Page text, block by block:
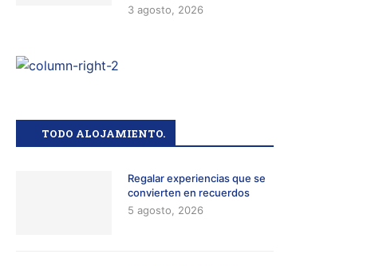
3 agosto, 2026
TODO ALOJAMIENTO.
Regalar experiencias que se
convierten en recuerdos
5 agosto, 2026